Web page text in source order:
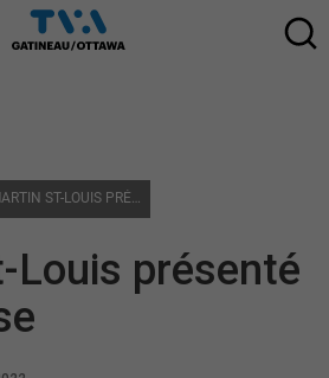
MARTIN ST-LOUIS PRÉSENTÉ À LA PRESSE
Louis présenté